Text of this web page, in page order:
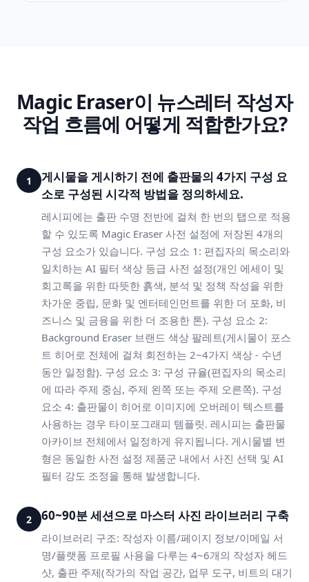
Magic Eraser이 뉴스레터 작성자
작업 흐름에 어떻게 적합한가요?
1
게시물을 게시하기 전에 출판물의 4가지 구성 요
소로 구성된 시각적 방법을 정의하세요.
레시피에는 출판 수명 전반에 걸쳐 한 번의 탭으로 적용
할 수 있도록 Magic Eraser 사전 설정에 저장된 4개의
구성 요소가 있습니다. 구성 요소 1: 편집자의 목소리와
일치하는 AI 필터 색상 등급 사전 설정(개인 에세이 및
회고록을 위한 따뜻한 흙색, 분석 및 정책 작성을 위한
차가운 중립, 문화 및 엔터테인먼트를 위한 더 포화, 비
즈니스 및 금융을 위한 더 조용한 톤). 구성 요소 2:
Background Eraser 브랜드 색상 팔레트(게시물이 포스
트 히어로 전체에 걸쳐 회전하는 2~4가지 색상 - 수년
동안 일정함). 구성 요소 3: 구성 규율(편집자의 목소리
에 따라 주제 중심, 주제 왼쪽 또는 주제 오른쪽). 구성
요소 4: 출판물이 히어로 이미지에 오버레이 텍스트를
사용하는 경우 타이포그래피 템플릿. 레시피는 출판물
아카이브 전체에서 일정하게 유지됩니다. 게시물별 변
형은 동일한 사전 설정 제품군 내에서 사진 선택 및 AI
필터 강도 조정을 통해 발생합니다.
2 60~90분 세션으로 마스터 사진 라이브러리 구축
라이브러리 구조: 작성자 이름/페이지 정보/이메일 서
명/플랫폼 프로필 사용을 다루는 4~6개의 작성자 헤드
샷, 출판 주제(작가의 작업 공간, 업무 도구, 비트의 대기